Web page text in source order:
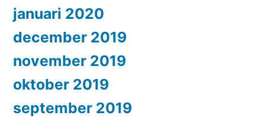
januari 2020
december 2019
november 2019
oktober 2019
september 2019